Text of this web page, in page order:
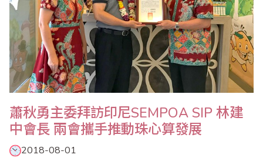
蕭秋勇主委拜訪印尼SEMPOA SIP 林建
中會長 兩會攜手推動珠心算發展
2018-08-01